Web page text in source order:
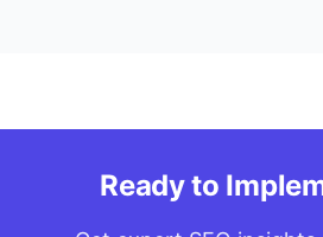
Ready to